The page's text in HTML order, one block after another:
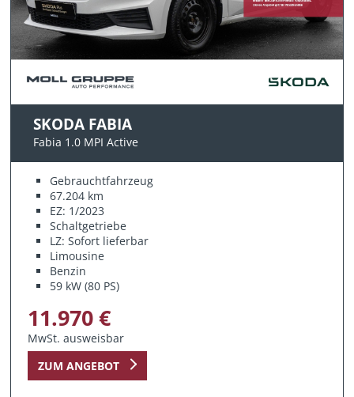
SKODA FABIA
Fabia 1.0 MPI Active
Gebrauchtfahrzeug
67.204 km
EZ: 1/2023
Schaltgetriebe
LZ: Sofort lieferbar
Limousine
Benzin
59 kW (80 PS)
11.970 €
MwSt. ausweisbar
ZUM ANGEBOT